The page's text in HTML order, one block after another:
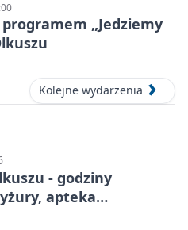
„Jedziemy
Kolejne wydarzenia
- godziny
apteka